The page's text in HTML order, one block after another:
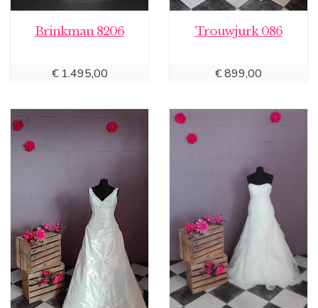
Brinkman 8206
€1.495,00
Trouwjurk 086
€899,00